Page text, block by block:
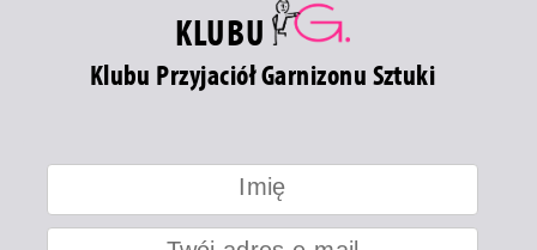
KLUBU
Klubu Przyjaciół Garnizonu Sztuki